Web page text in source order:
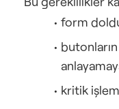
form
butonların
kritik